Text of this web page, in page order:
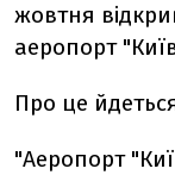
жовтня
аеропорт
Про це
"Аеропорт